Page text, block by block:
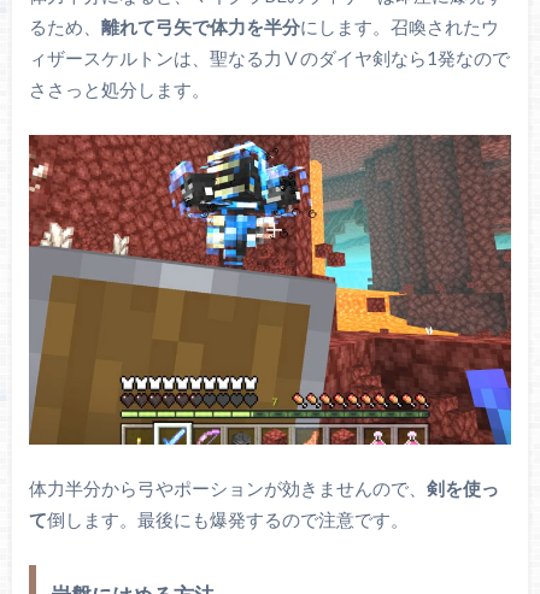
るため、 離れて弓矢で体力を半分にします。召喚されたウ
ィザースケルトンは、聖なる力Ⅴのダイヤ剣なら1発なので
ささっと処分します。
体力半分から弓やポーションが効きませんので、 剣を使っ
て倒します。最後にも爆発するので注意です。